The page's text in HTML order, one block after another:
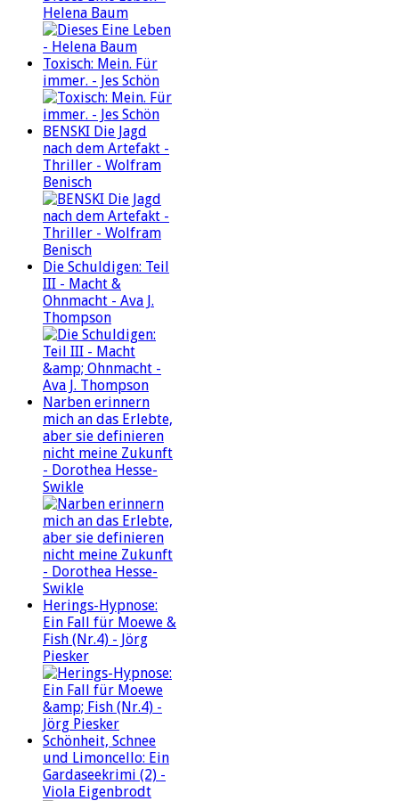
Helena Baum
Toxisch: Mein. Für
immer. - Jes Schön
BENSKI Die Jagd
nach dem Artefakt -
Thriller - Wolfram
Benisch
Die Schuldigen: Teil
III - Macht &
Ohnmacht - Ava J.
Thompson
Narben erinnern
mich an das Erlebte,
aber sie definieren
nicht meine Zukunft
- Dorothea Hesse-
Swikle
Herings-Hypnose:
Ein Fall für Moewe &
Fish (Nr.4) - Jörg
Piesker
Schönheit, Schnee
und Limoncello: Ein
Gardaseekrimi (2) -
Viola Eigenbrodt